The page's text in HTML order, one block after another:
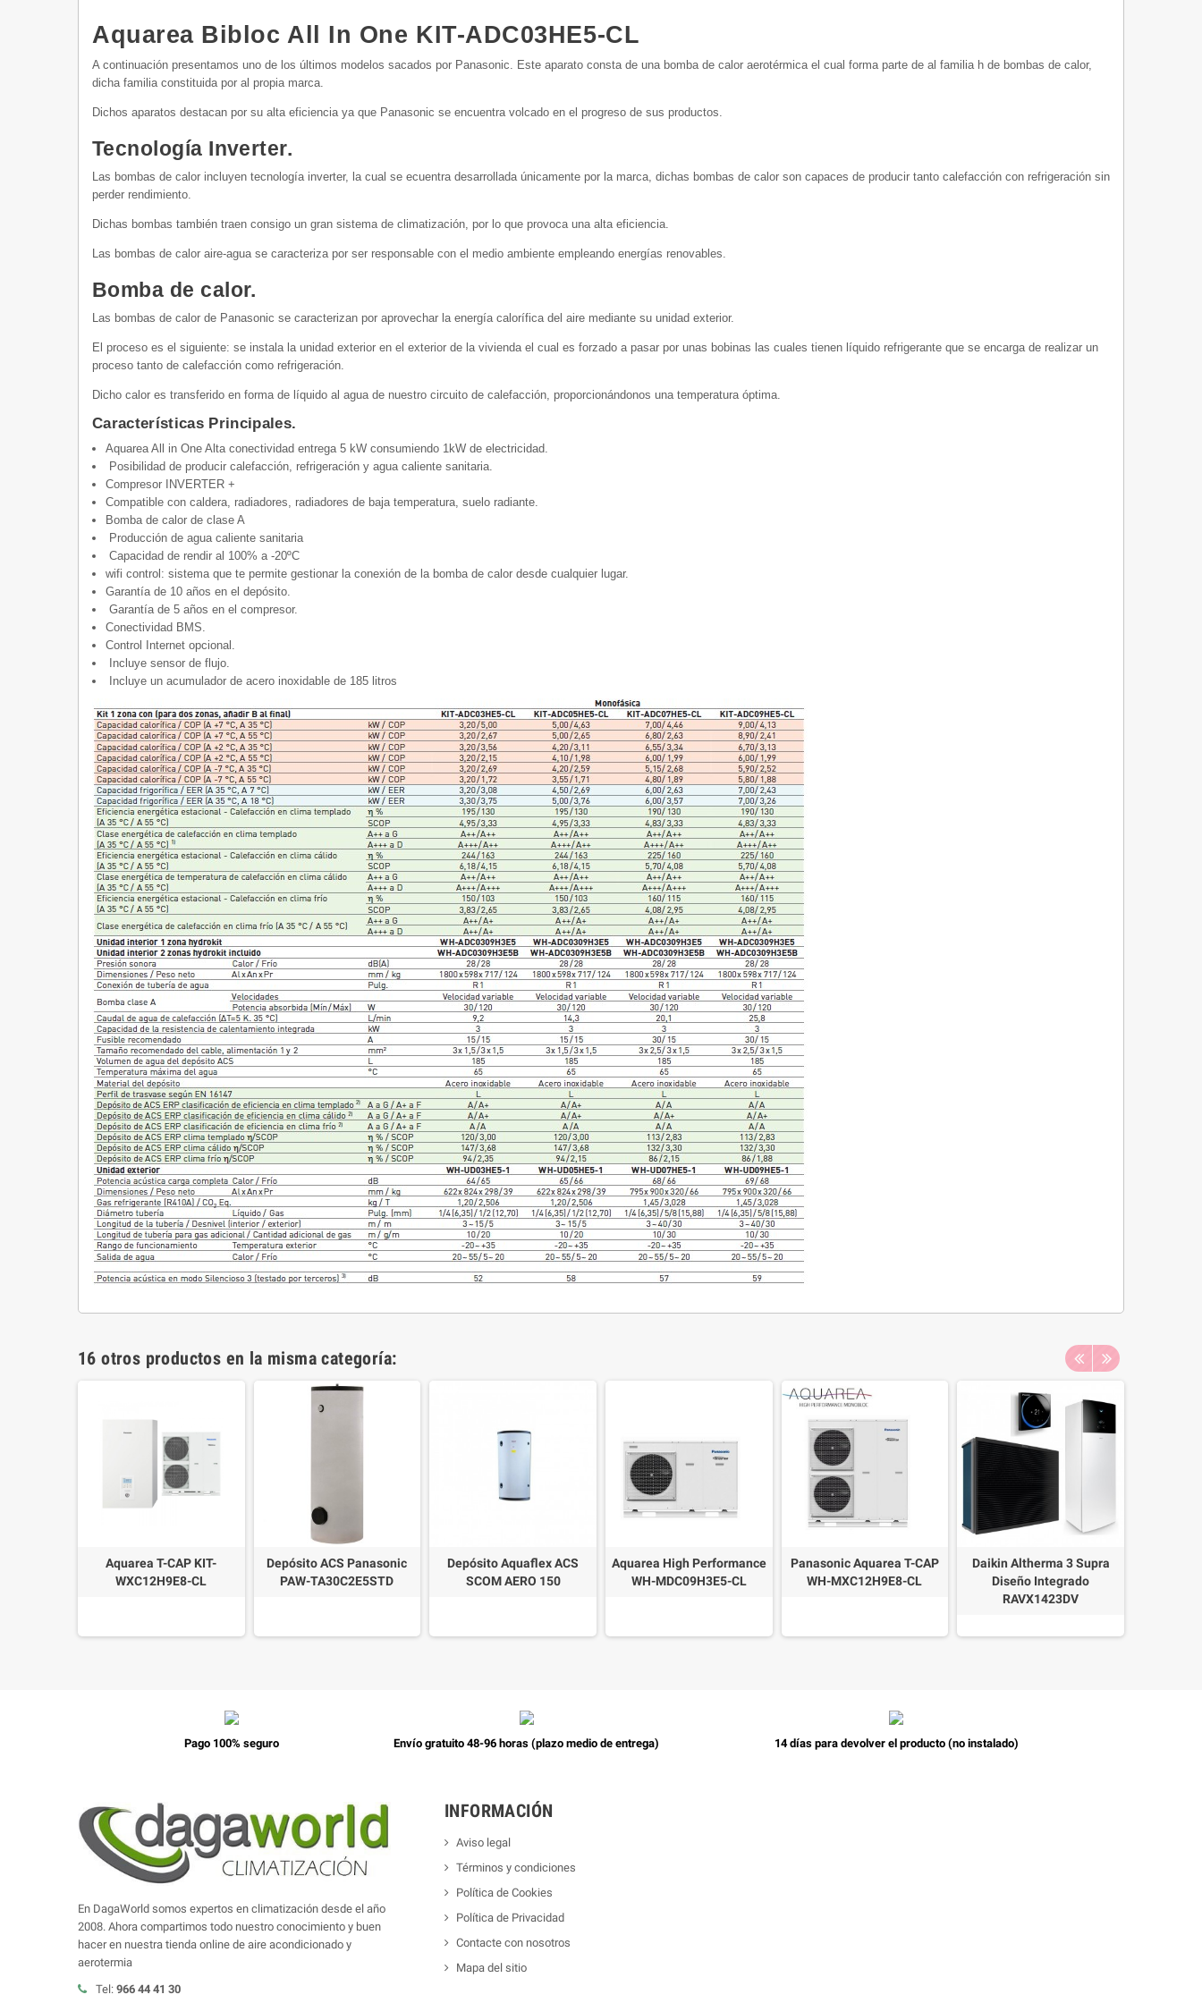
Aquarea Bibloc All In One KIT-ADC03HE5-CL
A continuación presentamos uno de los últimos modelos sacados por Panasonic. Este aparato consta de una bomba de calor aerotérmica el cual forma parte de al familia h de bombas de calor,
dicha familia constituida por al propia marca.
Dichos aparatos destacan por su alta eficiencia ya que Panasonic se encuentra volcado en el progreso de sus productos.
Tecnología Inverter.
Las bombas de calor incluyen tecnología inverter, la cual se ecuentra desarrollada únicamente por la marca, dichas bombas de calor son capaces de producir tanto calefacción con refrigeración sin
perder rendimiento.
Dichas bombas también traen consigo un gran sistema de climatización, por lo que provoca una alta eficiencia.
Las bombas de calor aire-agua se caracteriza por ser responsable con el medio ambiente empleando energías renovables.
Bomba de calor.
Las bombas de calor de Panasonic se caracterizan por aprovechar la energía calorífica del aire mediante su unidad exterior.
El proceso es el siguiente: se instala la unidad exterior en el exterior de la vivienda el cual es forzado a pasar por unas bobinas las cuales tienen líquido refrigerante que se encarga de realizar un
proceso tanto de calefacción como refrigeración.
Dicho calor es transferido en forma de líquido al agua de nuestro circuito de calefacción, proporcionándonos una temperatura óptima.
Características Principales.
Aquarea All in One Alta conectividad entrega 5 kW consumiendo 1kW de electricidad.
Posibilidad de producir calefacción, refrigeración y agua caliente sanitaria.
Compresor INVERTER +
Compatible con caldera, radiadores, radiadores de baja temperatura, suelo radiante.
Bomba de calor de clase A
Producción de agua caliente sanitaria
Capacidad de rendir al 100% a -20ºC
wifi control: sistema que te permite gestionar la conexión de la bomba de calor desde cualquier lugar.
Garantía de 10 años en el depósito.
Garantía de 5 años en el compresor.
Conectividad BMS.
Control Internet opcional.
Incluye sensor de flujo.
Incluye un acumulador de acero inoxidable de 185 litros
16 otros productos en la misma categoría:
Aquarea T-CAP KIT-
WXC12H9E8-CL
Depósito ACS Panasonic
PAW-TA30C2E5STD
Depósito Aquaflex ACS
SCOM AERO 150
Aquarea High Performance
WH-MDC09H3E5-CL
Panasonic Aquarea T-CAP
WH-MXC12H9E8-CL
Daikin Altherma 3 Supra
Diseño Integrado
RAVX1423DV
Pago 100% seguro Envío gratuito 48-96 horas (plazo medio de entrega) 14 días para devolver el producto (no instalado)
En DagaWorld somos expertos en climatización desde el año
2008. Ahora compartimos todo nuestro conocimiento y buen
hacer en nuestra tienda online de aire acondicionado y
aerotermia
Tel: 966 44 41 30
INFORMACIÓN
Aviso legal
Términos y condiciones
Política de Cookies
Política de Privacidad
Contacte con nosotros
Mapa del sitio